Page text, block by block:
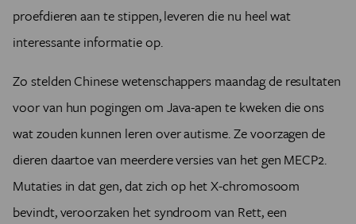
proefdieren aan te stippen, leveren die nu heel wat
interessante informatie op.
Zo stelden Chinese wetenschappers maandag de resultaten
voor van hun pogingen om Java-apen te kweken die ons
wat zouden kunnen leren over autisme. Ze voorzagen de
dieren daartoe van meerdere versies van het gen MECP2.
Mutaties in dat gen, dat zich op het X-chromosoom
bevindt, veroorzaken het syndroom van Rett, een